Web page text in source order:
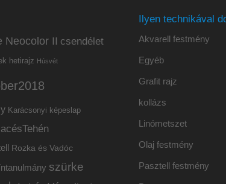
Neocolor II csendélet
hetirajz Húsvét
Karácsonyi képeslap
Rozka és Vadóc
szürke
Ilyen technikával
Akvarell festmény
Egyéb
Grafit rajz
kollázs
Linómetszet
Olaj festmény
Pasztell festmény